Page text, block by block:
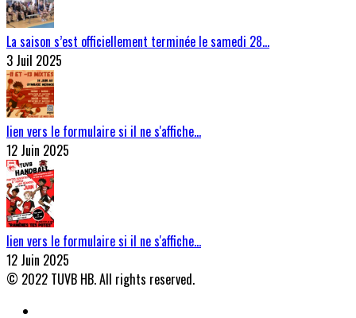
La saison s’est officiellement terminée le samedi 28…
3 Juil 2025
lien vers le formulaire si il ne s'affiche…
12 Juin 2025
lien vers le formulaire si il ne s'affiche…
12 Juin 2025
© 2022 TUVB HB. All rights reserved.